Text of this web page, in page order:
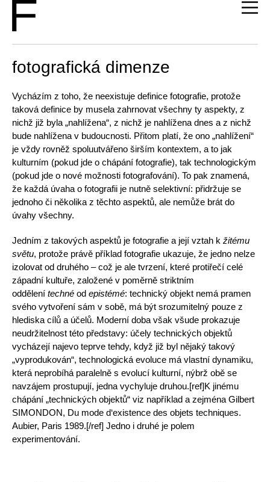
fotografická dimenze
Vycházím z toho, že neexistuje definice fotografie, protože
taková definice by musela zahrnovat všechny ty aspekty, z
nichž již byla „nahlížena“, z nichž je nahlížena dnes a z nichž
bude nahlížena v budoucnosti. Přitom platí, že ono „nahlížení“
je vždy rovněž spoluutvářeno širším kontextem, a to jak
kulturním (pokud jde o chápání fotografie), tak technologickým
(pokud jde o nové možnosti fotografování). To pak znamená,
že každá úvaha o fotografii je nutně selektivní: přidržuje se
jednoho či několika z těchto aspektů, ale nemůže brát do
úvahy všechny.
Jedním z takových aspektů je fotografie a její vztah k žitému
světu, protože právě příklad fotografie ukazuje, že jedno nelze
izolovat od druhého – což je ale tvrzení, které protiřečí celé
západní kultuře, založené v poměrně striktním
oddělení techné od epistémé: technický objekt nemá pramen
svého vytvoření sám v sobě, má být srozumitelný pouze z
hlediska cílů a účelů. Moderní doba však všude prokazuje
neudržitelnost této představy: účely technických objektů
vycházejí najevo teprve tehdy, když již byl nějaký takový
„vyprodukován“, technologická evoluce má vlastní dynamiku,
která neprobíhá paralelně s evolucí kulturní, nýbrž obě se
navzájem prostupují, jedna vychyluje druhou.[ref]K jinému
chápání „technických objektů“ viz například a zejména Gilbert
SIMONDON, Du mode d‘existence des objets techniques.
Aubier, Paris 1989.[/ref] Jedno i druhé je polem
experimentování.